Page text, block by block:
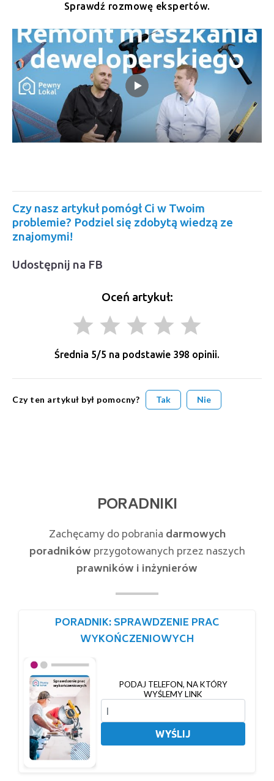
Sprawdź rozmowę ekspertów.
Czy nasz artykuł pomógł Ci w Twoim
problemie? Podziel się zdobytą wiedzą ze
znajomymi!
Udostępnij na FB
Oceń artykuł:
grade grade grade grade grade
Średnia 5/5 na podstawie 398 opinii.
Czy ten artykuł był pomocny? Tak Nie
PORADNIKI
Zachęcamy do pobrania darmowych
poradników przygotowanych przez naszych
prawników i inżynierów
PORADNIK: SPRAWDZENIE PRAC
WYKOŃCZENIOWYCH
PODAJ TELEFON, NA KTÓRY
WYŚLEMY LINK
WYŚLIJ